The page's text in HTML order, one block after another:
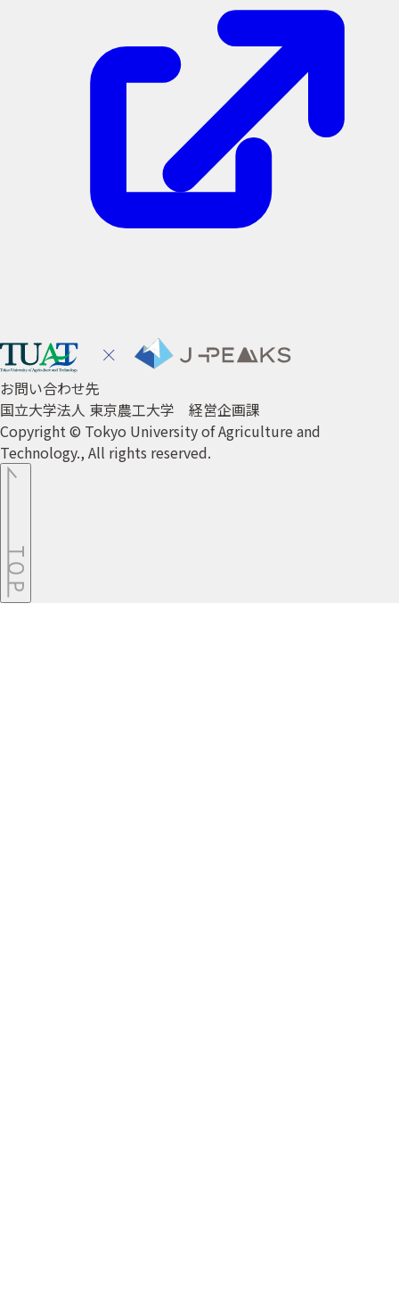
お問い合わせ先
国立大学法人 東京農工大学 経営企画課
Copyright © Tokyo University of Agriculture and
Technology., All rights reserved.